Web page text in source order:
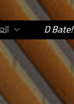
D Bate!